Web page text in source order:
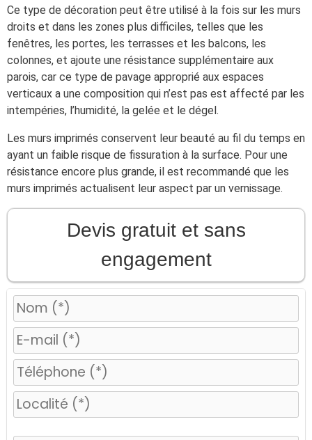
Ce type de décoration peut être utilisé à la fois sur les murs
droits et dans les zones plus difficiles, telles que les
fenêtres, les portes, les terrasses et les balcons, les
colonnes, et ajoute une résistance supplémentaire aux
parois, car ce type de pavage approprié aux espaces
verticaux a une composition qui n’est pas est affecté par les
intempéries, l’humidité, la gelée et le dégel.
Les murs imprimés conservent leur beauté au fil du temps en
ayant un faible risque de fissuration à la surface. Pour une
résistance encore plus grande, il est recommandé que les
murs imprimés actualisent leur aspect par un vernissage.
Devis gratuit et sans
engagement